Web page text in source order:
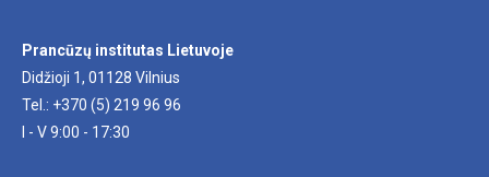
Prancūzų institutas Lietuvoje
Didžioji 1, 01128 Vilnius
Tel.: +370 (5) 219 96 96
I - V 9:00 - 17:30